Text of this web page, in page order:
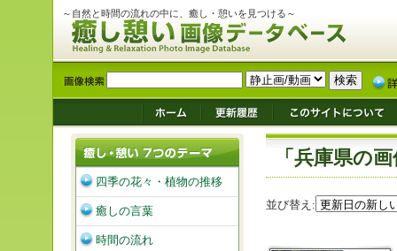
～自然と時間の流れの中に、癒し・憩いを見つける～
「兵庫県の
並び替え:
四季の花々・植物の推移
癒しの言葉
時間の流れ